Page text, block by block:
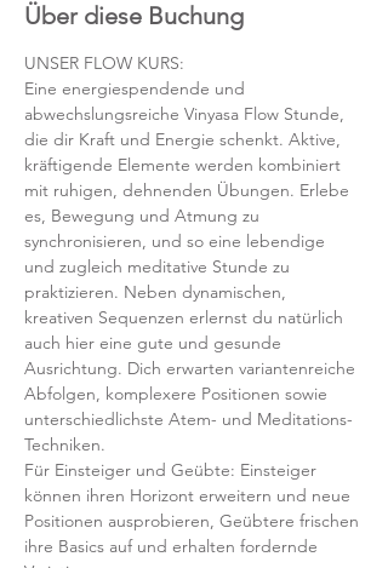
Über diese Buchung
UNSER FLOW KURS:
Eine energiespendende und
abwechslungsreiche Vinyasa Flow Stunde,
die dir Kraft und Energie schenkt. Aktive,
kräftigende Elemente werden kombiniert
mit ruhigen, dehnenden Übungen. Erlebe
es, Bewegung und Atmung zu
synchronisieren, und so eine lebendige
und zugleich meditative Stunde zu
praktizieren. Neben dynamischen,
kreativen Sequenzen erlernst du natürlich
auch hier eine gute und gesunde
Ausrichtung. Dich erwarten variantenreiche
Abfolgen, komplexere Positionen sowie
unterschiedlichste Atem- und Meditations-
Techniken.
Für Einsteiger und Geübte: Einsteiger
können ihren Horizont erweitern und neue
Positionen ausprobieren, Geübtere frischen
ihre Basics auf und erhalten fordernde